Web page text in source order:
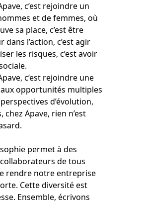
c’est rejoindre un
et de femmes, où
sa place, c’est être
dans l’action, c’est agir
les risques, c’est avoir
c’est rejoindre une
opportunités multiples
d’évolution,
Apave, rien n’est
permet à des
de tous
rendre notre entreprise
Cette diversité est
Ensemble, écrivons